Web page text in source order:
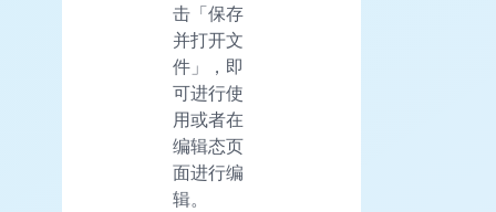
击「保存
并打开文
件」，即
可进行使
用或者在
编辑态页
面进行编
辑。